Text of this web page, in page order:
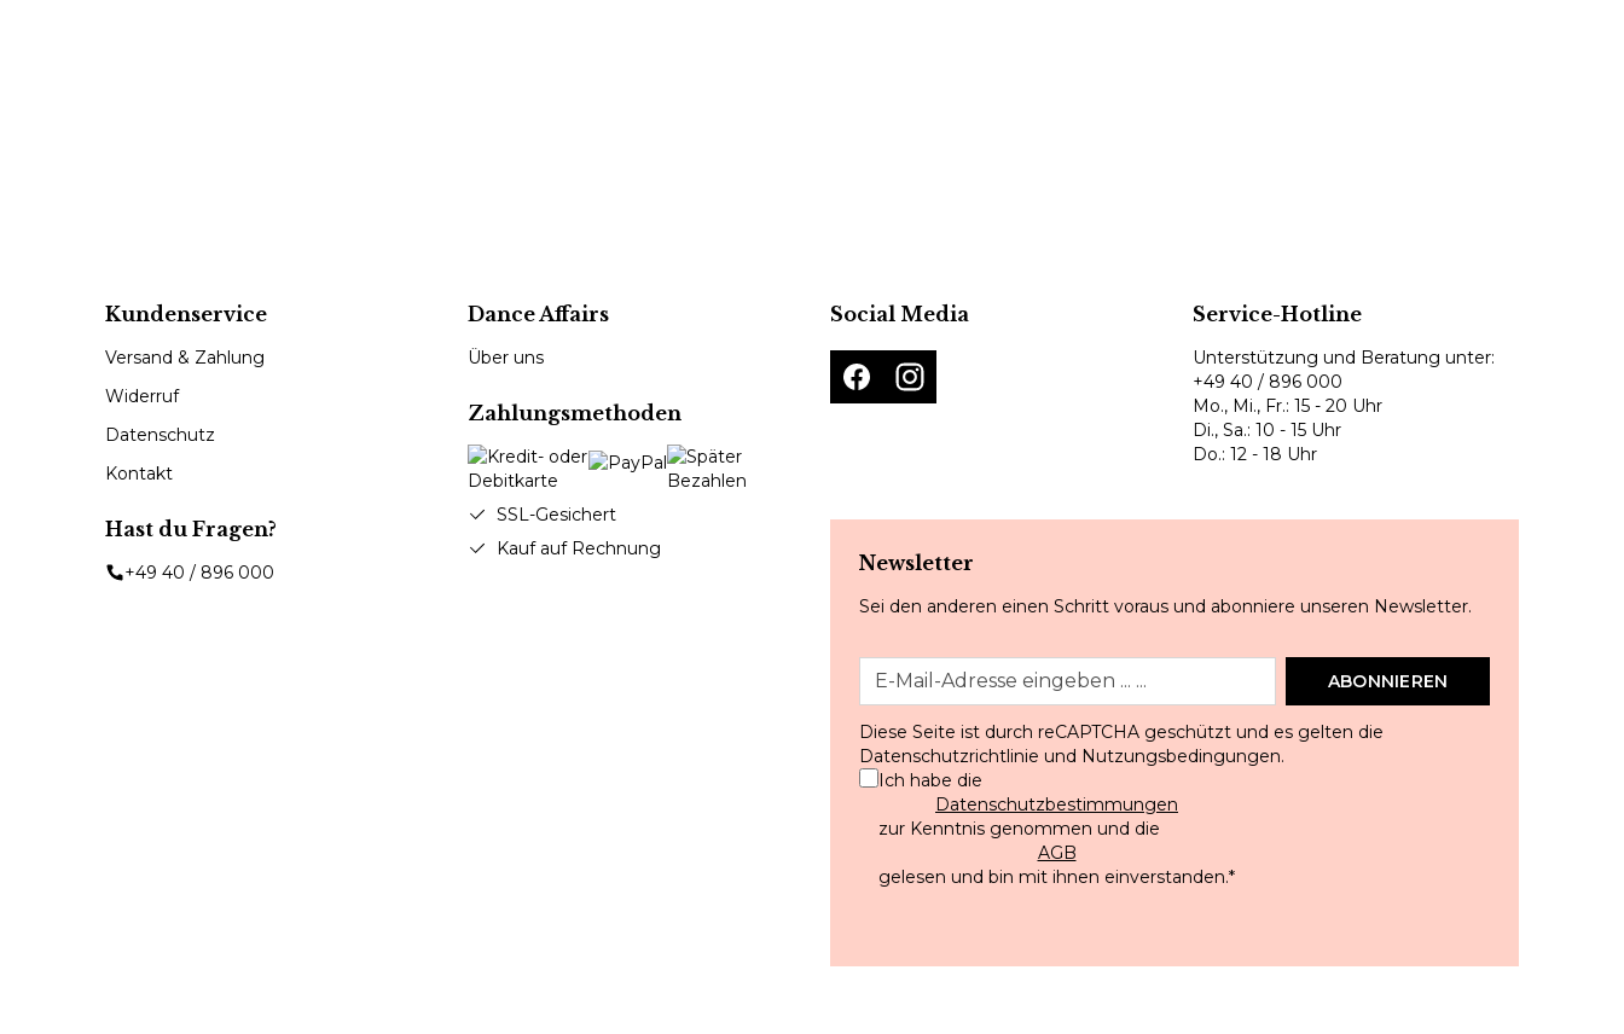
Kundenservice
Versand & Zahlung
Widerruf
Datenschutz
Kontakt
Hast du Fragen?
+49 40 / 896 000
Dance Affairs
Über uns
Zahlungsmethoden
SSL-Gesichert
Kauf auf Rechnung
Social Media Service-Hotline
Unterstützung und Beratung unter:
+49 40 / 896 000
Mo., Mi., Fr.: 15 - 20 Uhr
Di., Sa.: 10 - 15 Uhr
Do.: 12 - 18 Uhr
Newsletter
Sei den anderen einen Schritt voraus und abonniere unseren Newsletter.
ABONNIEREN
Diese Seite ist durch reCAPTCHA geschützt und es gelten die
Datenschutzrichtlinie und Nutzungsbedingungen.
Ich habe die
Datenschutzbestimmungen
zur Kenntnis genommen und die
AGB
gelesen und bin mit ihnen einverstanden.*